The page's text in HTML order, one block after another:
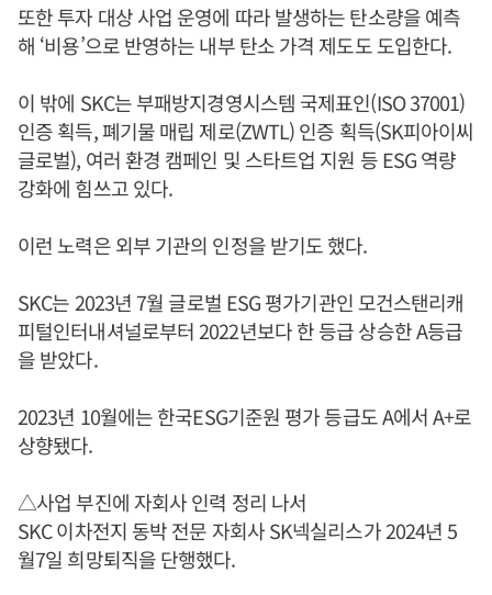
또한 투자 대상 사업 운영에 따라 발생하는 탄소량을 예측
해 ‘비용’으로 반영하는 내부 탄소 가격 제도도 도입한다.
이 밖에 SKC는 부패방지경영시스템 국제표인(ISO 37001)
인증 획득, 폐기물 매립 제로(ZWTL) 인증 획득(SK피아이씨
글로벌), 여러 환경 캠페인 및 스타트업 지원 등 ESG 역량
강화에 힘쓰고 있다.
이런 노력은 외부 기관의 인정을 받기도 했다.
SKC는 2023년 7월 글로벌 ESG 평가기관인 모건스탠리캐
피털인터내셔널로부터 2022년보다 한 등급 상승한 A등급
을 받았다.
2023년 10월에는 한국ESG기준원 평가 등급도 A에서 A+로
상향됐다.
△사업 부진에 자회사 인력 정리 나서
SKC 이차전지 동박 전문 자회사 SK넥실리스가 2024년 5
월7일 희망퇴직을 단행했다.